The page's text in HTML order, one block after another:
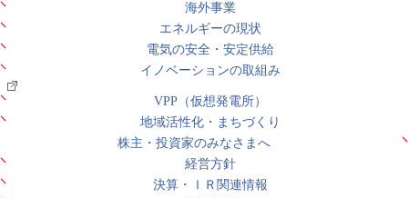
海外事業
エネルギーの現状
電気の安全・安定供給
イノベーションの取組み
VPP（仮想発電所）
地域活性化・まちづくり
株主・投資家のみなさまへ
経営方針
決算・ＩＲ関連情報